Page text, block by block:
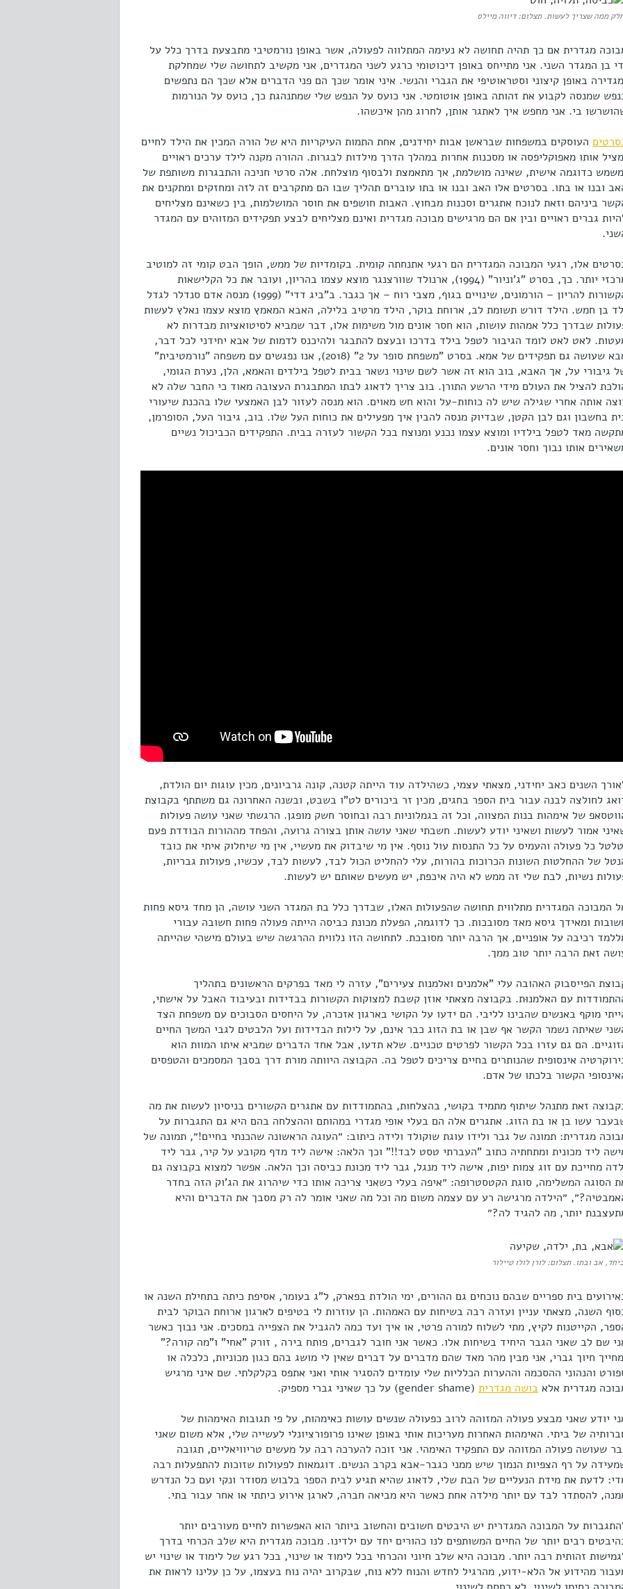
ממה שצריך לעשות. תצלום: דיווה מיילס
מגדרית אם כך תהיה תחושה לא נעימה המתלווה לפעולה, אשר באופן נורמטיבי מתבצעת בדרך כלל על
בן המגדר השני. אני מתייחס באופן דיכוטומי כרגע לשני המגדרים, אני מקשיב לתחושה שלי שמחלקת
באופן קיצוני וסטראוטיפי את הגברי והנשי. איני אומר שכך הם פני הדברים אלא שכך הם נתפשים
שמנסה לקבוע את זהותה באופן אוטומטי. אני כועס על הנפש שלי שמתנהגת כך, כועס על הנורמות
בי. אני מחפש איך לאתגר אותן, לחרוג מהן איכשהו.
העוסקים במשפחות שבראשן אבות יחידנים, אחת התמות העיקריות היא של הורה המכין את הילד לחיים
אותו מאפוקליפסה או מסכנות אחרות במהלך הדרך מילדות לבגרות. ההורה מקנה לילד ערכים ראויים
כדוגמה אישית, שאינה מושלמת, אך מתאמצת ולבסוף מוצלחת. אלה סרטי חניכה והתבגרות משותפת של
ובנו או בתו. בסרטים אלו האב ובנו או בתו עוברים תהליך שבו הם מתקרבים זה לזה ומחזקים ומתקנים את
ביניהם וזאת לנוכח אתגרים וסכנות מבחוץ. האבות חושפים את חוסר המושלמות, בין כשאינם מצליחים
גברים ראויים ובין אם הם מרגישים מבוכה מגדרית ואינם מצליחים לבצע תפקידים המזוהים עם המגדר
אלו, רגעי המבוכה המגדרית הם רגעי אתנחתה קומית. בקומדיות של ממש, הופך הבט קומי זה למוטיב
מרכזי יותר. כך, בסרט "ג'וניור" (1994), ארנולד שוורצנגר מוצא עצמו בהריון, ועובר את כל הקלישאות
הקשורות להריון – הורמונים, שינויים בגוף, מצבי רוח – אך כגבר. ב"ביג דדי" (1999) מנסה אדם סנדלר לגדל
בן חמש. הילד דורש תשומת לב, ארוחת בוקר, הילד מרטיב בלילה, האבא המאמץ מוצא עצמו נאלץ לעשות
שבדרך כלל אמהות עושות, הוא חסר אונים מול משימות אלו, דבר שמביא לסיטואציות מבדרות לא
לאט לאט לומד הגיבור לטפל בילד בדרכו ובעצם להתבגר ולהיכנס לדמות של אבא יחידני לכל דבר,
אבא שעושה גם תפקידים של אמא. בסרט "משפחת סופר על 2" (2018), אנו נפגשים עם משפחה "נורמטיבית"
גיבורי על, אך האבא, בוב הוא זה אשר לשם שינוי נשאר בבית לטפל בילדים והאמא, הלן, נערת הגומי,
להציל את העולם מידי הרשע התורן. בוב צריך לדאוג לבתו המתבגרת העצובה מאוד כי החבר שלה לא
אותה אחרי שגילה שיש לה כוחות-על והוא חש מאוים. הוא מנסה לעזור לבן האמצעי שלו בהכנת שיעורי
בחשבון וגם לבן הקטן, שבדיוק מנסה להבין איך מפעילים את כוחות העל שלו. בוב, גיבור העל, הסופרמן,
מאד לטפל בילדיו ומוצא עצמו נכנע ומנוצח בכל הקשור לעזרה בבית. התפקידים הכביכול נשיים
אותו נבוך וחסר אונים.
השנים כאב יחידני, מצאתי עצמי, כשהילדה עוד הייתה קטנה, קונה גרביונים, מכין עוגות יום הולדת,
לחולצה לבנה עבור בית הספר בחגים, מכין זר ביכורים לט"ו בשבט, ובשנה האחרונה גם משתתף בקבוצת
של אימהות בנות המצווה, וכל זה בגמלוניות רבה ובחוסר חשק מופגן. הרגשתי שאני עושה פעולות
אמור לעשות ושאיני יודע לעשות. חשבתי שאני עושה אותן בצורה גרועה, והפחד מההורות הבודדת פעם
כל פעולה והעמיס על כל התנסות עול נוסף. אין מי שיבדוק את מעשיי, אין מי שיחלוק איתי את כובד
של ההחלטות השונות הכרוכות בהורות, עלי להחליט הכול לבד, לעשות לבד, עכשיו, פעולות גבריות,
נשיות, לבת שלי זה ממש לא היה איכפת, יש מעשים שאותם יש לעשות.
המבוכה המגדרית מתלווית תחושה שהפעולות האלו, שבדרך כלל בת המגדר השני עושה, הן מחד גיסא פחות
ומאידך גיסא מאד מסובכות. כך לדוגמה, הפעלת מכונת כביסה הייתה פעולה פחות חשובה עבורי
רכיבה על אופניים, אך הרבה יותר מסובכת. לתחושה הזו נלווית ההרגשה שיש בעולם מישהי שהייתה
זאת הרבה יותר טוב ממך.
הפייסבוק האהובה עלי "אלמנים ואלמנות צעירים", עזרה לי מאד בפרקים הראשונים בתהליך
עם האלמנוּת. בקבוצה מצאתי אוזן קשבת למצוקות הקשורות בבדידות ובעיבוד האבל על אישתי,
מוקף באנשים שהבינו לליבי. הם ידעו על הקושי בארגון אזכרה, על היחסים הסבוכים עם משפחת הצד
שאיתה נשמר הקשר אף שבן או בת הזוג כבר אינם, על לילות הבדידות ועל הלבטים לגבי המשך החיים
הם גם עזרו בכל הקשור לפרטים טכניים. שלא תדעו, אבל אחד הדברים שמביא איתו המוות הוא
אינסופית שהנותרים בחיים צריכים לטפל בה. הקבוצה היוותה מורת דרך בסבך המסמכים והטפסים
הקשור בלכתו של אדם.
זאת מתנהל שיתוף מתמיד בקושי, בהצלחות, בהתמודדות עם אתגרים הקשורים בניסיון לעשות את מה
עשו בן או בת הזוג. אתגרים אלה הם בעלי אופי מגדרי במהותם וההצלחה בהם היא גם התגברות על
מגדרית: תמונה של גבר ולידו עוגת שוקולד ולידה כיתוב: ״העוגה הראשונה שהכנתי בחיים!״, תמונה של
ליד מכונית ומתחתיה כתוב "העברתי טסט לבד!!" וכך הלאה: אישה ליד מדף מקובע על קיר, גבר ליד
מחייכת עם זוג צמות יפות, אישה ליד מנגל, גבר ליד מכונת כביסה וכך הלאה. אפשר למצוא בקבוצה גם
הסוגה המשלימה, סוגת הקטסטרופה: ״איפה בעלי כשאני צריכה אותו כדי שיהרוג את הג'וק הזה בחדר
״הילדה מרגישה רע עם עצמה משום מה וכל מה שאני אומר לה רק מסבך את הדברים והיא
יותר, מה להגיד לה?״
אב ובתו. תצלום: לורן לולו טיילור
בית ספריים שבהם נוכחים גם ההורים, ימי הולדת בפארק, ל"ג בעומר, אסיפת כיתה בתחילת השנה או
השנה, מצאתי עניין ועזרה רבה בשיחות עם האמהות. הן עוזרות לי בטיפים לארגון ארוחת הבוקר לבית
הקייטנות לקיץ, מתי לשלוח למורה פרטי, או איך ועד כמה להגביל את הצפייה במסכים. אני נבוך כאשר
שם לב שאני הגבר היחיד בשיחות אלו. כאשר אני חובר לגברים, פותח בירה , זורק "אחי" ו"מה קורה?"
חיוך גברי, אני מבין מהר מאד שהם מדברים על דברים שאין לי מושג בהם כגון מכוניות, כלכלה או
והנהוני ההסכמה וההערות הכלליות שלי עומדים להסגיר אותי ואני אתפס בקלקלתי. שם איני מרגיש
מגדרית אלא בושה מגדרית (gender shame) על כך שאיני גברי מספיק.
יודע שאני מבצע פעולה המזוהה לרוב כפעולה שנשים עושות כאימהות, על פי תגובות האימהות של
של ביתי. האימהות האחרות מעריכות אותי באופן שאינו פרופורציונלי לעשייה שלי, אלא משום שאני
שעושה פעולה המזוהה עם התפקיד האימהי. אני זוכה להערכה רבה על מעשים טריוויאליים, תגובה
על רף הצפיות הנמוך שיש ממני כגבר-אבא בקרב הנשים. דוגמאות לפעולות שזוכות להתפעלות רבה
לדעת את מידת הנעליים של הבת שלי, לדאוג שהיא תגיע לבית הספר בלבוש מסודר ונקי ועם כל הנדרש
להסתדר לבד עם יותר מילדה אחת כאשר היא מביאה חברה, לארגן אירוע כיתתי או אחר עבור בתי.
על המבוכה המגדרית יש היבטים חשובים והחשוב ביותר הוא האפשרות לחיים מעורבים יותר
רבים יותר של החיים המשותפים לנו כהורים יחד עם ילדינו. מבוכה מגדרית היא שלב הכרחי בדרך
זהותית רבה יותר. מבוכה היא שלב חיוני והכרחי בכל לימוד או שינוי, בכל רגע של לימוד או שינוי יש
מהידוע אל הלא-ידוע, מהרגיל לחדש והנוח ללא נוח, שבקרוב יהיה נוח בעצמו, על כן עלינו לראות את